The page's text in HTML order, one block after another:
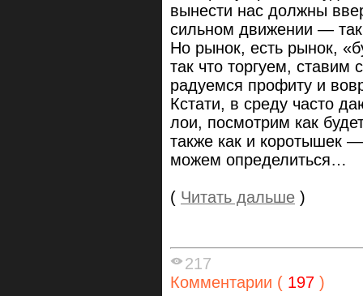
вынести нас должны
сильном движении —
Но рынок, есть рынок,
так что торгуем,
радуемся профиту и
Кстати, в среду часто
лои, посмотрим как
также как и коротышек
можем определиться…
( Читать дальше )
217
Комментарии ( 197 )